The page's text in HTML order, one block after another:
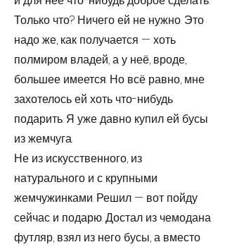
Только что? Ничего ей не нужно. Это
надо же, как получа­ется — хоть
полмиром владей, а у неё, вроде,
большее имеется. Но всё равно, мне
захотелось ей хоть что-нибудь
подарить. Я уже давно купил ей бусы
из жемчуга.
Не из искусственного, из
натурального и с крупными
жемчужинками. Решил — вот пойду
сейчас и подарю. Достал из чемодана
футляр, взял из него бусы, а вместо